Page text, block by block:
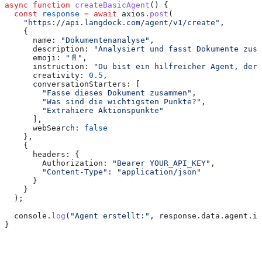
async function createBasicAgent () {
  const
response = await axios . post (
    "https://api.langdock.com/agent/v1/create"
,
    {
      name:
"Dokumentenanalyse" ,
      description:
"Analysiert und fasst Dokumente
      emoji:
"📄" ,
      instruction:
"Du bist ein hilfreicher Agent, der
      creativity:
0.5 ,
      conversationStarters:
        "Fasse dieses Dokument zusammen"
,
        "Was sind die wichtigsten Punkte?"
,
        "Extrahiere Aktionspunkte"
      ],
      webSearch:
false
    },
    {
      headers:
{
        Authorization:
"Bearer YOUR_API_KEY" ,
        "Content-Type"
:
"application/json"
      }
    }
  );
  console
. log ( "Agent erstellt:" , response . data . agent . id
}